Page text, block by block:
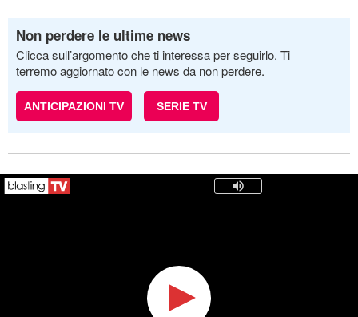
Non perdere le ultime news
Clicca sull’argomento che ti interessa per seguirlo. Ti
terremo aggiornato con le news da non perdere.
ANTICIPAZIONI TV SERIE TV